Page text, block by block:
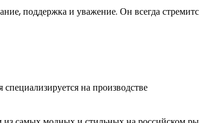
поддержка и уважение. Он всегда
на производстве